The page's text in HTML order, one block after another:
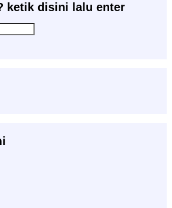
ketik disini lalu enter